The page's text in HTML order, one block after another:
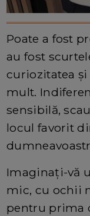
Poate a fost
au fost
curiozitatea
mult.
sensibilă,
locul favorit
Imaginați-vă
mic, cu ochii
pentru prima